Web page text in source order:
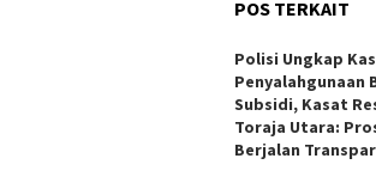
POS TERKAIT
Polisi Ungkap
Penyalahgunaan
Subsidi, Kasat
Toraja Utara:
Berjalan